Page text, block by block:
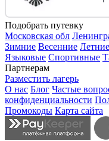
Подобрать путевку
Московская обл
Зимние Весенние Летние
Языковые Спортивные
Партнерам
Разместить лагерь
О нас Блог Частые
конфиденциальности
Промокоды Карта сайта